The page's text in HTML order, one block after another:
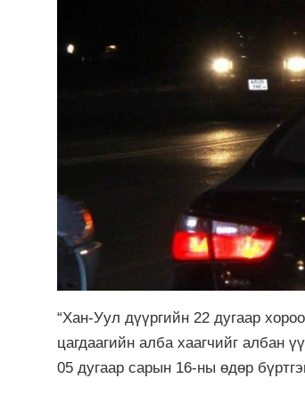
“Хан-Уул дүүргийн 22 дугаар
цагдаагийн алба хаагчийг албан
05 дугаар сарын 16-ны өдөр